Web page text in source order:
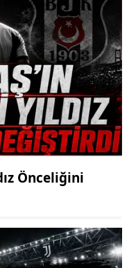
Önceliğini